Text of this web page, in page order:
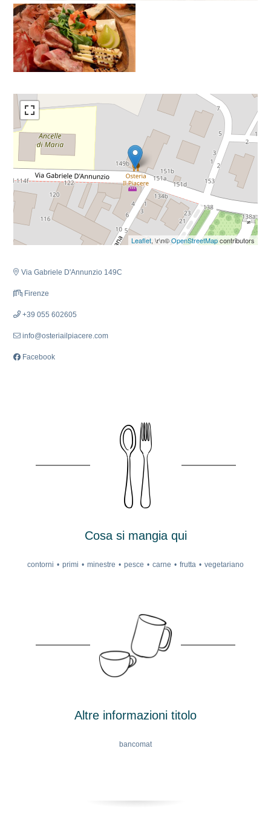
Leaflet, \r\n©OpenStreetMapcontributors
Via Gabriele D'Annunzio 149C
Firenze
+39 055 602605
info@osteriailpiacere.com
Facebook
Cosa si mangia qui
contorni primi minestre pesce carne frutta vegetariano
Altre informazioni titolo
bancomat